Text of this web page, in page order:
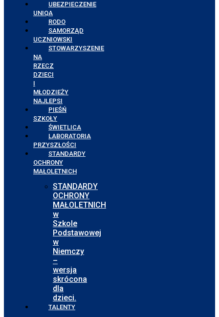
UBEZPIECZENIE
UNIQA
RODO
SAMORZĄD
UCZNIOWSKI
STOWARZYSZENIE
NA
RZECZ
DZIECI
I
MŁODZIEŻY
NAJLEPSI
PIEŚŃ
SZKOŁY
ŚWIETLICA
LABORATORIA
PRZYSZŁOŚCI
STANDARDY
OCHRONY
MAŁOLETNICH
STANDARDY
OCHRONY
MAŁOLETNICH
w
Szkole
Podstawowej
w
Niemczy
–
wersja
skrócona
dla
dzieci.
TALENTY